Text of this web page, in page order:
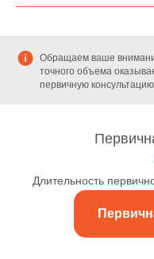
Обращаем ваше
точного объема
первичную
Длительность